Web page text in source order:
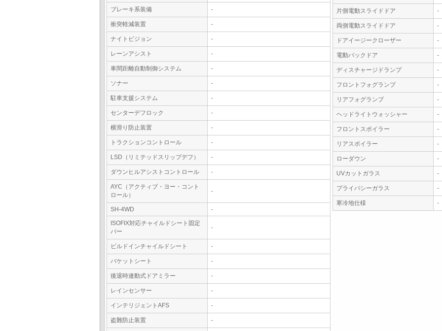
ブレーキ系装備 -
衝突軽減装置 -
ナイトビジョン -
レーンアシスト -
車間距離自動制御システム -
ソナー -
駐車支援システム -
センターデフロック -
横滑り防止装置 -
トラクションコントロール -
LSD（リミテッドスリップデフ） -
ダウンヒルアシストコントロール -
AYC（アクティブ・ヨー・コント
ロール）
-
SH-4WD
-
ISOFIX対応チャイルドシート固定
バー
-
ビルドインチャイルドシート -
バケットシート -
後退時連動式ドアミラー -
レインセンサー -
インテリジェントAFS -
盗難防止装置 -
片側電動スライドドア -
両側電動スライドドア -
ドアイージークローザー -
電動バックドア -
ディスチャージドランプ -
フロントフォグランプ -
リアフォグランプ -
ヘッドライトウォッシャー -
フロントスポイラー -
リアスポイラー -
ローダウン -
UVカットガラス -
プライバシーガラス -
寒冷地仕様 -